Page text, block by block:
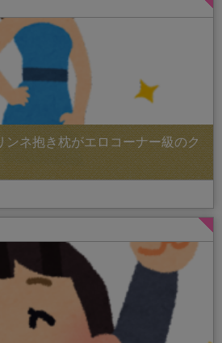
ンネ抱き枕がエロコーナー級のク